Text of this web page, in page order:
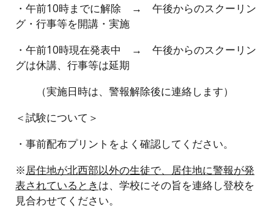
・午前10時までに解除 → 午後からのスクーリン
グ・行事等を開講・実施
・午前10時現在発表中 → 午後からのスクーリン
グは休講、行事等は延期
（実施日時は、警報解除後に連絡します）
＜試験について＞
・事前配布プリントをよく確認してください。
※居住地が北西部以外の生徒で、居住地に警報が発
表されているときは、学校にその旨を連絡し登校を
見合わせてください。